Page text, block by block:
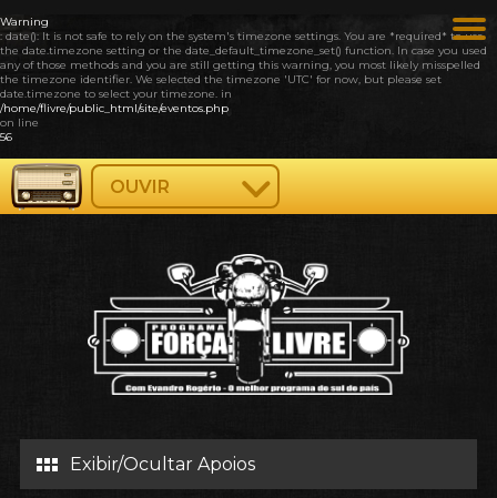
Warning
: date(): It is not safe to rely on the system's timezone settings. You are *required* to use
the date.timezone setting or the date_default_timezone_set() function. In case you used
any of those methods and you are still getting this warning, you most likely misspelled
the timezone identifier. We selected the timezone 'UTC' for now, but please set
date.timezone to select your timezone. in
/home/flivre/public_html/site/eventos.php
on line
56
OUVIR
Exibir/Ocultar Apoios